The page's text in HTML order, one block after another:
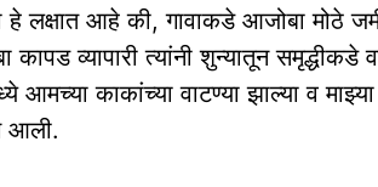
लक्षात आहे की, गावाकडे आजोबा मोठे
व्यापारी त्यांनी शुन्यातून समृद्धीकडे
काकांच्या वाटण्या झाल्या व
आली.